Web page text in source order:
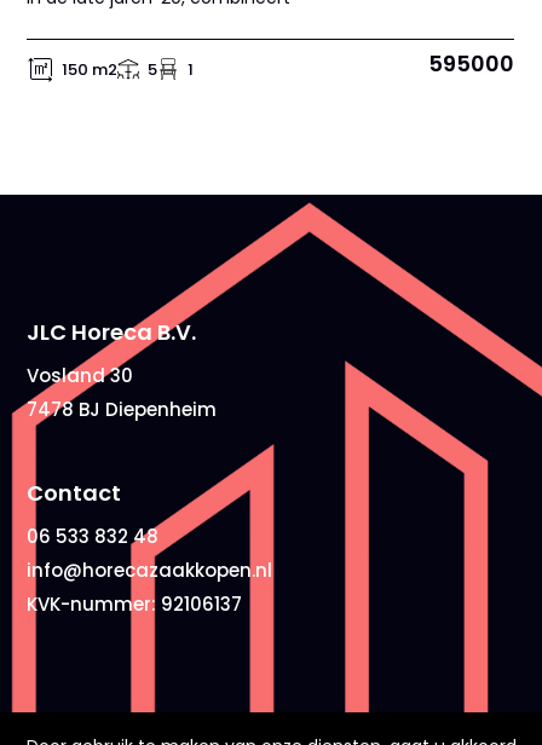
150 m2 5 1 595000
JLC Horeca B.V.
Vosland 30
7478 BJ Diepenheim
Contact
06 533 832 48
info@horecazaakkopen.nl
KVK-nummer: 92106137